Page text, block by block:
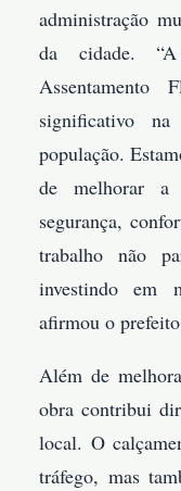
administração
da cidade.
Assentamento
significativo
população.
de melhorar a
segurança,
trabalho não
investindo em
afirmou o
Além de
obra contribui
local. O
tráfego, mas